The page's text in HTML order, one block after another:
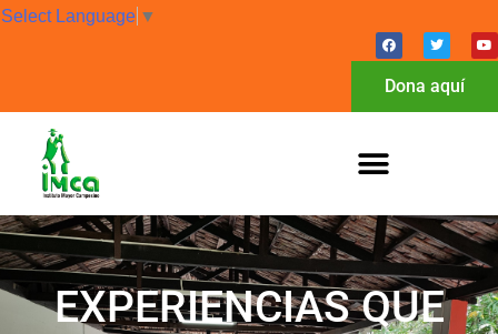
Select Language ▼
Dona aquí
EXPERIENCIAS QUE